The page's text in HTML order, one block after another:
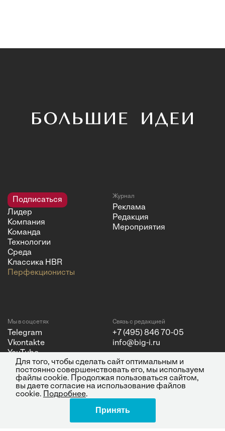
Подписаться
Лидер
Компания
Команда
Технологии
Среда
Классика HBR
Перфекционисты
Журнал
Реклама
Редакция
Мероприятия
Мы в соцсетях
Telegram
Vkontakte
YouTube
Связь с редакцией
+7 (495) 846 70-05
info@big-i.ru
Медиа"
Для того, чтобы сделать сайт оптимальным и
постоянно совершенствовать его, мы используем
файлы cookie. Продолжая пользоваться сайтом,
вы даете согласие на использование файлов
cookie.
Подробнее.
Принять